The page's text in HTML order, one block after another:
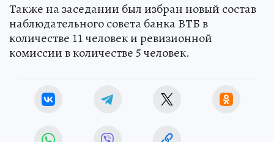
Также на заседании был избран новый состав
наблюдательного совета банка ВТБ в
количестве 11 человек и ревизионной
комиссии в количестве 5 человек.